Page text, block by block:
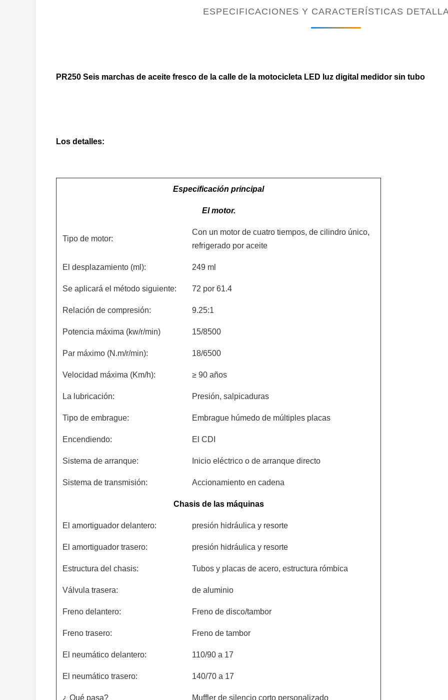
ESPECIFICACIONES Y CARACTERÍSTICAS
PR250 Seis marchas de aceite fresco de la calle de la motocicleta LED luz digital medidor sin tubo
Los detalles:
Especificación principal
El motor.
Tipo de motor:
Con un motor de cuatro tiempos, de cilindro único,
refrigerado por aceite
El desplazamiento (ml): 249 ml
Se aplicará el método siguiente: 72 por 61.4
Relación de compresión: 9.25:1
Potencia máxima (kw/r/min) 15/8500
Par máximo (N.m/r/min): 18/6500
Velocidad máxima (Km/h): ≥ 90 años
La lubricación: Presión, salpicaduras
Tipo de embrague: Embrague húmedo de múltiples placas
Encendiendo: El CDI
Sistema de arranque: Inicio eléctrico o de arranque directo
Sistema de transmisión: Accionamiento en cadena
Chasis de las máquinas
El amortiguador delantero: presión hidráulica y resorte
El amortiguador trasero: presión hidráulica y resorte
Estructura del chasis: Tubos y placas de acero, estructura rómbica
Válvula trasera: de aluminio
Freno delantero: Freno de disco/tambor
Freno trasero: Freno de tambor
El neumático delantero: 110/90 a 17
El neumático trasero: 140/70 a 17
¿ Qué pasa? Muffler de silencio corto personalizado